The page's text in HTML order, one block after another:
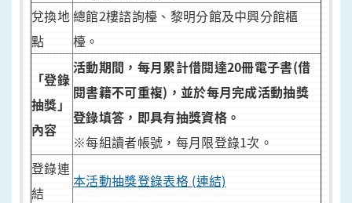
兌換地
點
總館2樓諮詢檯、黎明分館及中興分館櫃
檯。
「登錄
抽獎」
內容
活動期間，每月累計借閱達20冊電子書(借
閱書籍不可重複)，並於每月完成活動抽獎
登錄填答，即具有抽獎資格。
※每組讀者帳號，每月限登錄1次。
登錄連
結
本活動抽獎登錄表格 (連結)